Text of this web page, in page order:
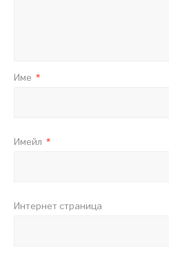
Име *
Имейл *
Интернет страница